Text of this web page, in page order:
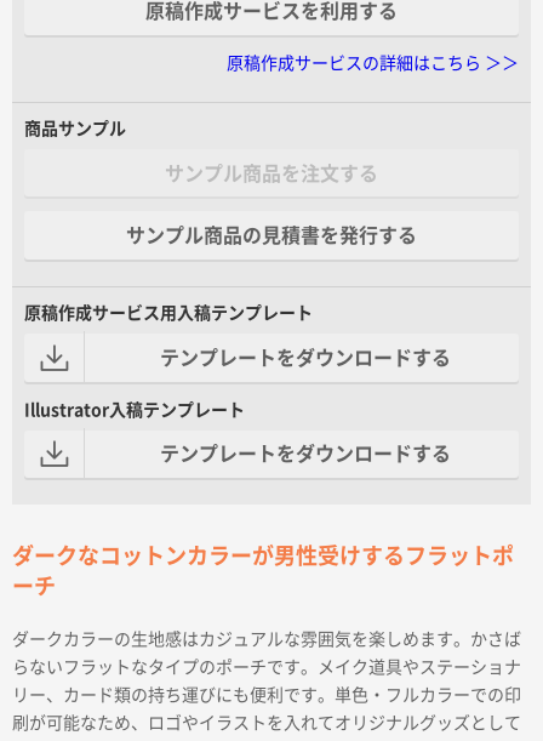
原稿作成サービスを利用する
原稿作成サービスの詳細はこちら ＞＞
商品サンプル
サンプル商品を注文する
サンプル商品の見積書を発行する
原稿作成サービス用入稿テンプレート
テンプレートをダウンロードする
Illustrator入稿テンプレート
テンプレートをダウンロードする
ダークなコットンカラーが男性受けするフラットポ
ーチ
ダークカラーの生地感はカジュアルな雰囲気を楽しめます。かさば
らないフラットなタイプのポーチです。メイク道具やステーショナ
リー、カード類の持ち運びにも便利です。単色・フルカラーでの印
刷が可能なため、ロゴやイラストを入れてオリジナルグッズとして